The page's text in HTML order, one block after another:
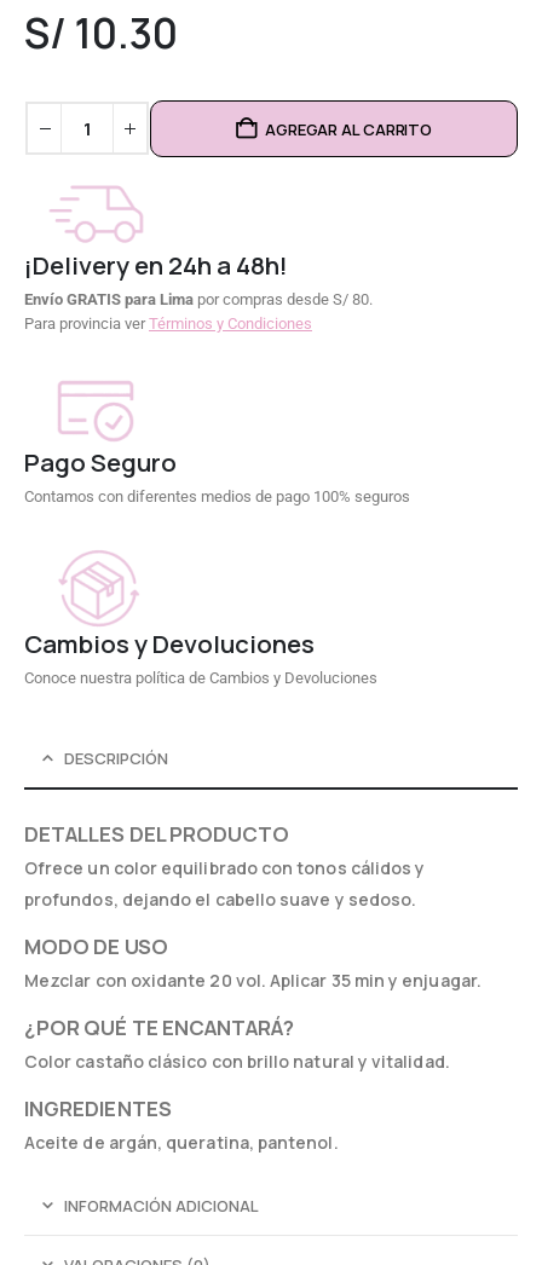
S/ 10.30
AGREGAR AL CARRITO
¡Delivery en 24h a 48h!
Envío GRATIS para Lima por compras desde S/ 80.
Para provincia verTérminos y Condiciones
Pago Seguro
Contamos con diferentes medios de pago 100% seguros
Cambios y Devoluciones
Conoce nuestra política de Cambios y Devoluciones
DESCRIPCIÓN
DETALLES DEL PRODUCTO
Ofrece un color equilibrado con tonos cálidos y
profundos, dejando el cabello suave y sedoso.
MODO DE USO
Mezclar con oxidante 20 vol. Aplicar 35 min y enjuagar.
¿POR QUÉ TE ENCANTARÁ?
Color castaño clásico con brillo natural y vitalidad.
INGREDIENTES
Aceite de argán, queratina, pantenol.
INFORMACIÓN ADICIONAL